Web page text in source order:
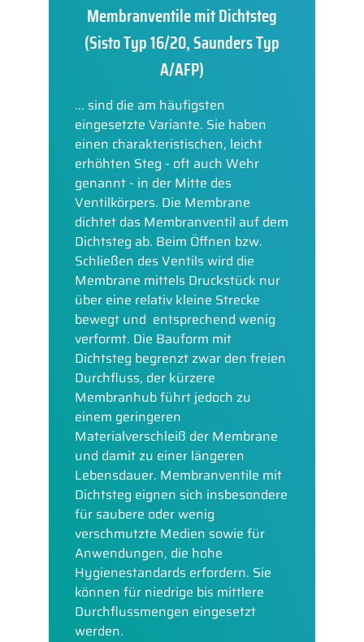
Membranventile mit Dichtsteg
(Sisto Typ 16/20, Saunders Typ
A/AFP)
... sind die am häufigsten
eingesetzte Variante. Sie haben
einen charakteristischen, leicht
erhöhten Steg - oft auch Wehr
genannt - in der Mitte des
Ventilkörpers. Die Membrane
dichtet das Membranventil auf dem
Dichtsteg ab. Beim Öffnen bzw.
Schließen des Ventils wird die
Membrane mittels Druckstück nur
über eine relativ kleine Strecke
bewegt und entsprechend wenig
verformt. Die Bauform mit
Dichtsteg begrenzt zwar den freien
Durchfluss, der kürzere
Membranhub führt jedoch zu
einem geringeren
Materialverschleiß der Membrane
und damit zu einer längeren
Lebensdauer. Membranventile mit
Dichtsteg eignen sich insbesondere
für saubere oder wenig
verschmutzte Medien sowie für
Anwendungen, die hohe
Hygienestandards erfordern. Sie
können für niedrige bis mittlere
Durchflussmengen eingesetzt
werden.